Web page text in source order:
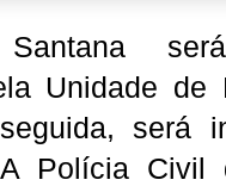
Unidade
será
Polícia Civil